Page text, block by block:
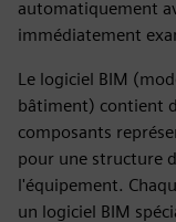
automatiquement
immédiatement
Le logiciel BIM
bâtiment) contient
composants
pour une structure
l'équipement.
un logiciel BIM